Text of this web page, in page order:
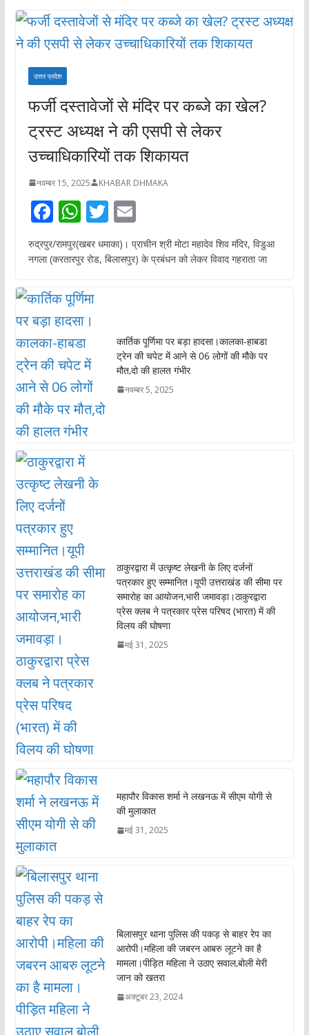
उत्तर प्रदेश
फर्जी दस्तावेजों से मंदिर पर कब्जे का खेल?
ट्रस्ट अध्यक्ष ने की एसपी से लेकर
उच्चाधिकारियों तक शिकायत
नवम्बर 15, 2025 KHABAR DHMAKA
F
ac
e
o
o
k
W
h
at
A
p
p
T
w
itt
E
m
ai
रुद्रपुर/रामपुर(खबर धमाका)। प्राचीन श्री मोटा महादेव शिव मंदिर, विडुआ
नगला (करतारपुर रोड, बिलासपुर) के प्रबंधन को लेकर विवाद गहराता जा
कार्तिक पूर्णिमा पर बड़ा हादसा।कालका-हाबडा
ट्रेन की चपेट में आने से 06 लोगों की मौके पर
मौत,दो की हालत गंभीर
नवम्बर 5, 2025
ठाकुरद्वारा में उत्कृष्ट लेखनी के लिए दर्जनों
पत्रकार हुए सम्मानित।यूपी उत्तराखंड की सीमा पर
समारोह का आयोजन,भारी जमावड़ा।ठाकुरद्वारा
प्रेस क्लब ने पत्रकार प्रेस परिषद (भारत) में की
विलय की घोषणा
मई 31, 2025
महापौर विकास शर्मा ने लखनऊ में सीएम योगी से
की मुलाकात
मई 31, 2025
बिलासपुर थाना पुलिस की पकड़ से बाहर रेप का
आरोपी।महिला की जबरन आबरु लूटने का है
मामला।पीड़ित महिला ने उठाए सवाल,बोली मेरी
जान को खतरा
अक्टूबर 23, 2024